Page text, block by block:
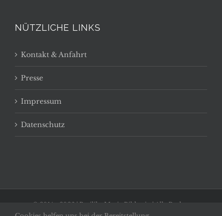
NÜTZLICHE LINKS
Kontakt & Anfahrt
Presse
Impressum
Datenschutz
© 2014 - 2026 | Basilika Maria Bildstein | Alle Rechte